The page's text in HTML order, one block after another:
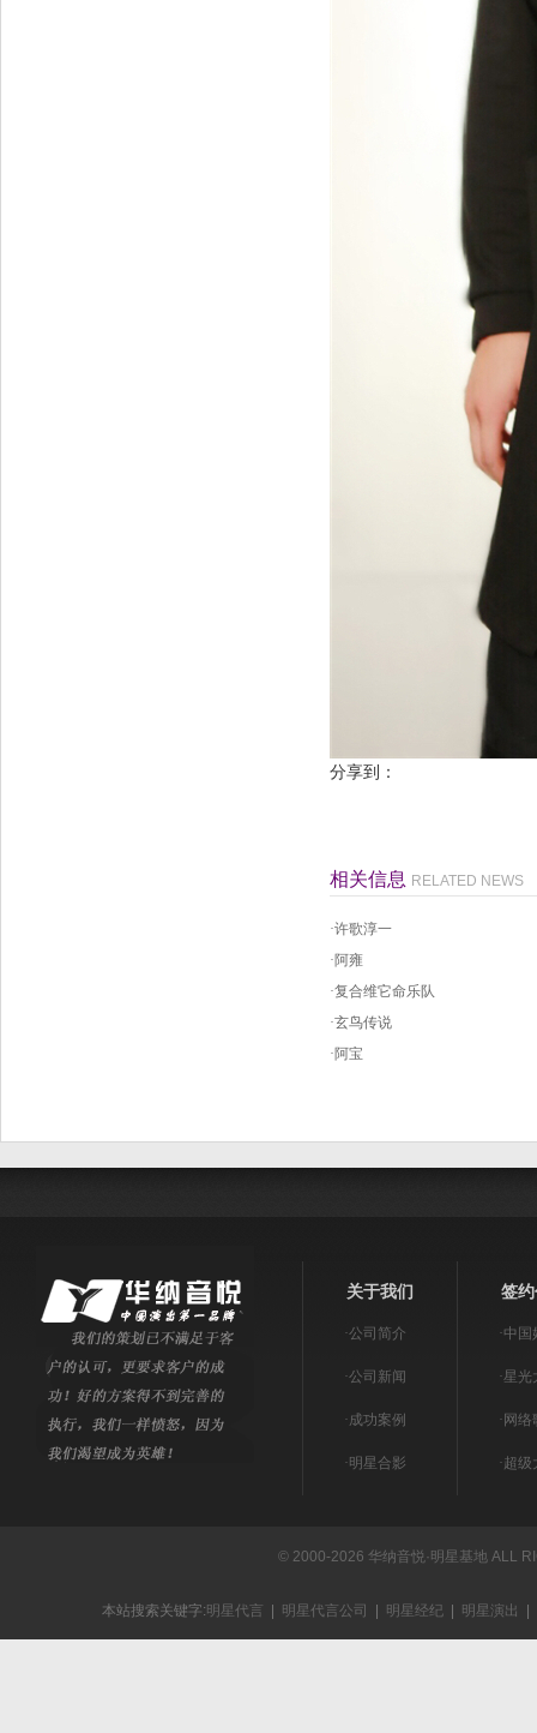
分享到：
相关信息 RELATED NEWS
·许歌淳一
·阿雍
·复合维它命乐队
·玄鸟传说
·阿宝
关于我们
·公司简介
·公司新闻
·成功案例
·明星合影
签
·中国
·星光
· 网络
·超级
© 2000-2026 华纳音悦·明星基地 ALL
本站搜索关键字:明星代言 明星代言公司 明星经纪 明星演出